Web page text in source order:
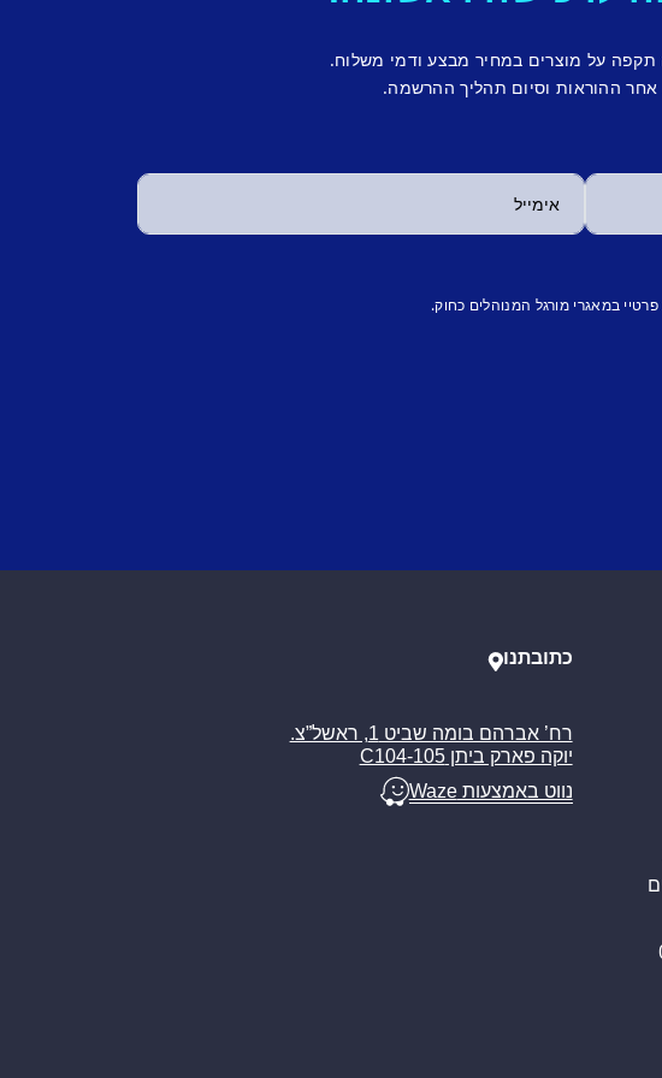
על מוצרים במחיר מבצע ודמי משלוח.
ההוראות וסיום תהליך ההרשמה.
במאגרי מורגל המנוהלים כחוק.
כתובתנו
רח’ אברהם בומה שביט 1, ראשל”צ.
יוקה פארק ביתן C104-105
נווט באמצעות Waze